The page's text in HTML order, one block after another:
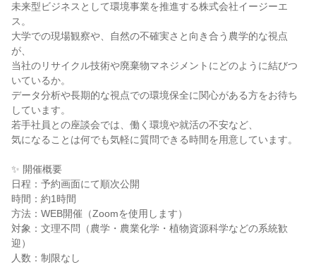
未来型ビジネスとして環境事業を推進する株式会社イージーエ
ス。
大学での現場観察や、自然の不確実さと向き合う農学的な視点
が、
当社のリサイクル技術や廃棄物マネジメントにどのように結びつ
いているか。
データ分析や長期的な視点での環境保全に関心がある方をお待ち
しています。
若手社員との座談会では、働く環境や就活の不安など、
気になることは何でも気軽に質問できる時間を用意しています。
✨ 開催概要
日程：予約画面にて順次公開
時間：約1時間
方法：WEB開催（Zoomを使用します）
対象：文理不問（農学・農業化学・植物資源科学などの系統歓
迎）
人数：制限なし